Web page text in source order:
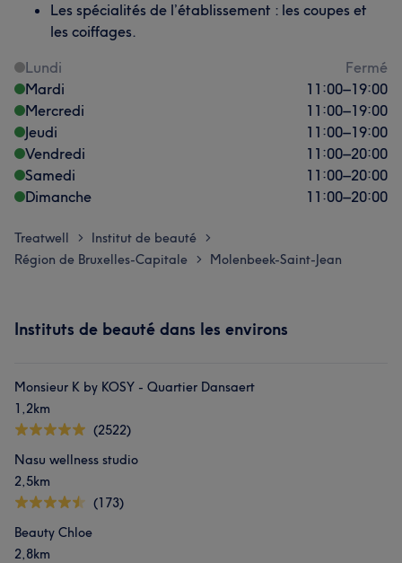
Les spécialités de l’établissement : les coupes et
les coiffages.
Lundi
Fermé
Mardi
11:00–19:00
Mercredi
11:00–19:00
Jeudi
11:00–19:00
Vendredi
11:00–20:00
Samedi
11:00–20:00
Dimanche
11:00–20:00
Treatwell > Institut de beauté >
Région de Bruxelles-Capitale > Molenbeek-Saint-Jean
Instituts de beauté dans les environs
Monsieur K by KOSY - Quartier Dansaert
1,2km
(2522)
Nasu wellness studio
2,5km
(173)
Beauty Chloe
2,8km